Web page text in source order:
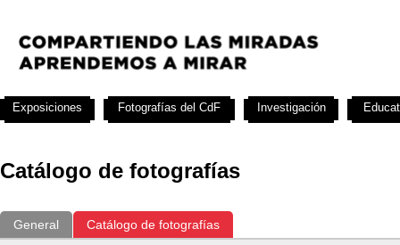
Catálogo de fotografías
General Catálogo de fotografías
Exposiciones Fotografías del CdF Investigación